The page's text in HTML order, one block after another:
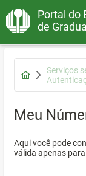
Portal do
de
Serviços
Meu
Aqui você pode
válida apenas